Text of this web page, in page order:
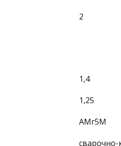
2
1,4
1,25
АМг5М
сварочно-